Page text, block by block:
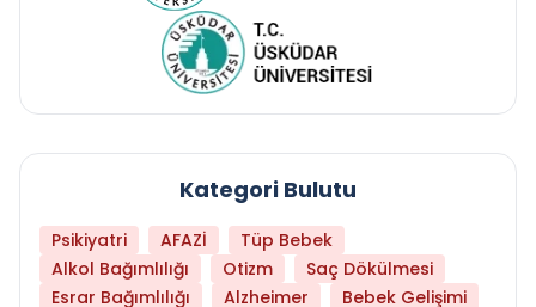
Kategori Bulutu
Psikiyatri AFAZİ
Tüp Bebek
Alkol Bağımlılığı
Otizm
Saç Dökülmesi
Esrar Bağımlılığı
Alzheimer
Bebek Gelişimi